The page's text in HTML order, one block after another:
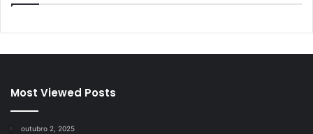
Most Viewed Posts
outubro 2, 2025